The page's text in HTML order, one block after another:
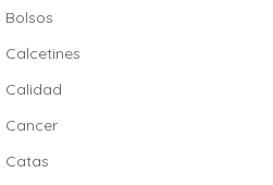
Bolsos
Calcetines
Calidad
Cancer
Catas